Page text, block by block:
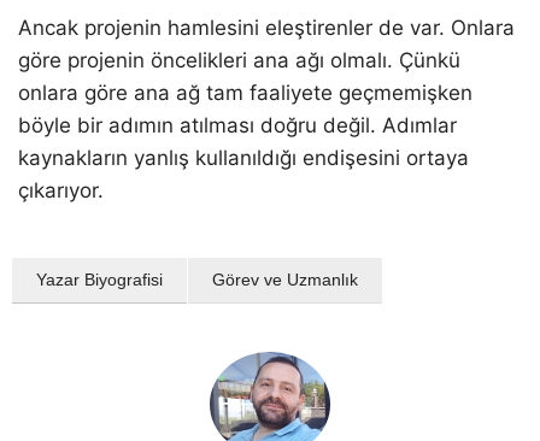
Ancak projenin hamlesini eleştirenler de var. Onlara
göre projenin öncelikleri ana ağı olmalı. Çünkü
onlara göre ana ağ tam faaliyete geçmemişken
böyle bir adımın atılması doğru değil. Adımlar
kaynakların yanlış kullanıldığı endişesini ortaya
çıkarıyor.
Yazar Biyografisi Görev ve Uzmanlık